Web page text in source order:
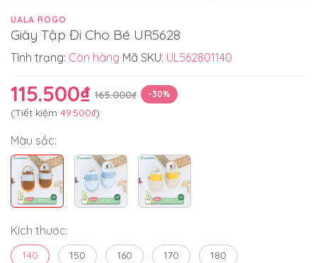
UALA ROGO
Giày Tập Đi Cho Bé UR5628
Tình trạng: Còn hàng Mã SKU: UL562801140
115.500₫ 165.000₫ -30%
(Tiết kiệm 49.500₫)
Màu sắc:
Kích thước:
140 150 160 170 180